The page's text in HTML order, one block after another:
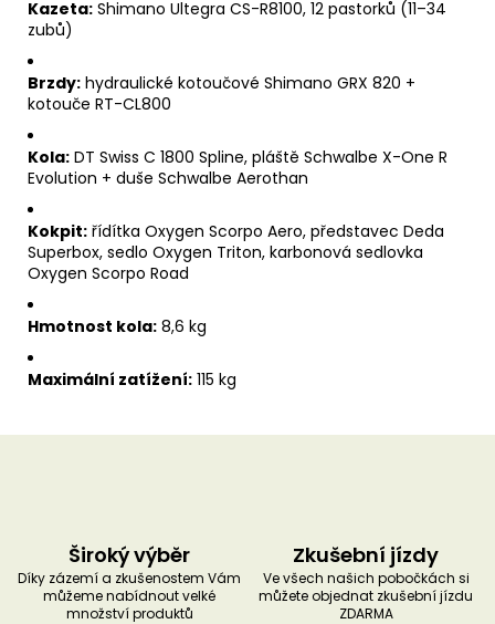
Kazeta: Shimano Ultegra CS-R8100, 12 pastorků (11–34
zubů)
Brzdy: hydraulické kotoučové Shimano GRX 820 +
kotouče RT-CL800
Kola: DT Swiss C 1800 Spline, pláště Schwalbe X-One R
Evolution + duše Schwalbe Aerothan
Kokpit: řídítka Oxygen Scorpo Aero, představec Deda
Superbox, sedlo Oxygen Triton, karbonová sedlovka
Oxygen Scorpo Road
Hmotnost kola: 8,6 kg
Maximální zatížení: 115 kg
Široký výběr
Díky zázemí a zkušenostem Vám
můžeme nabídnout velké
množství produktů
Zkušební jízdy
Ve všech našich pobočkách si
můžete objednat zkušební jízdu
ZDARMA